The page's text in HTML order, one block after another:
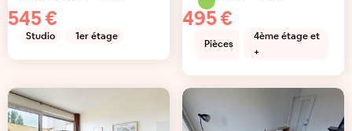
545 €
Studio 1er étage
495 €
Pièces
4ème étage et
+